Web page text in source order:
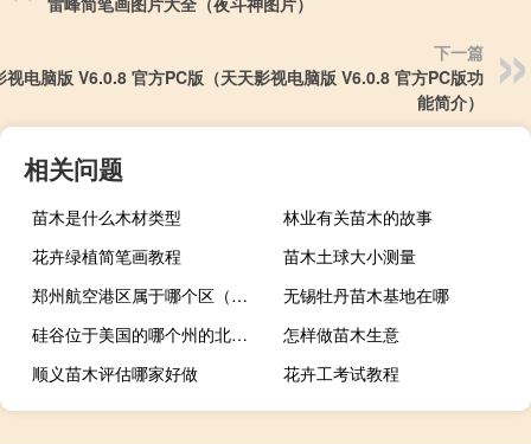
下一篇
视电脑版 V6.0.8 官方PC版（天天影视电脑版 V6.0.8 官方PC版功
能简介）
相关问题
苗木是什么木材类型
林业有关苗木的故事
花卉绿植简笔画教程
苗木土球大小测量
郑州航空港区属于哪个区（郑州航空港区属于哪个区）
无锡牡丹苗木基地在哪
硅谷位于美国的哪个州的北部（硅谷位于美国的哪个州）
怎样做苗木生意
顺义苗木评估哪家好做
花卉工考试教程